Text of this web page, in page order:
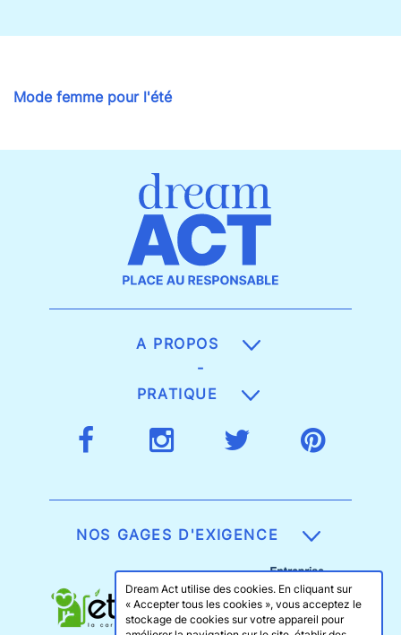
Mode femme pour l'été
A PROPOS
-
PRATIQUE
NOS GAGES D'EXIGENCE
Dream Act utilise des cookies. En cliquant sur
« Accepter tous les cookies », vous acceptez le
stockage de cookies sur votre appareil pour